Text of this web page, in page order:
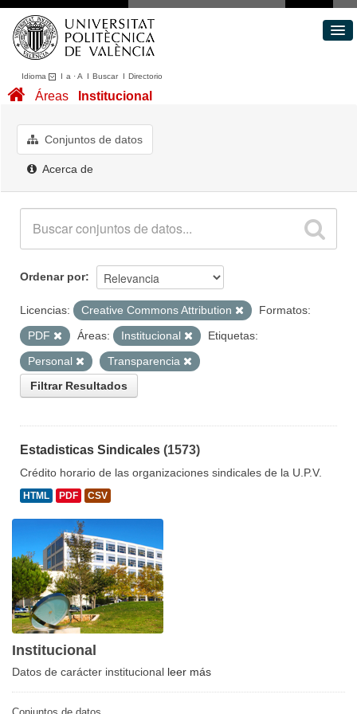
Idioma I a ·A I BuscarI Directorio
Conjuntos de datos
Acerca de
Áreas Institucional
Conjuntos de datos
Acerca de
Ordenar por
Licencias: Creative Commons Attribution
Formatos:
PDF
Áreas: Institucional
Etiquetas:
Personal
Transparencia
Filtrar Resultados
Estadisticas Sindicales (1573)
Crédito horario de las organizaciones sindicales de la U.P.V.
HTML PDF CSV
Institucional
Datos de carácter institucional leer más